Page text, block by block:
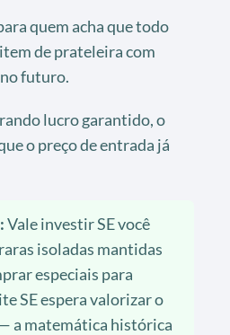
quem acha que todo
de prateleira com
futuro.
lucro garantido, o
o preço de entrada já
Vale investir SE você
isoladas mantidas
especiais para
SE espera valorizar o
a matemática histórica